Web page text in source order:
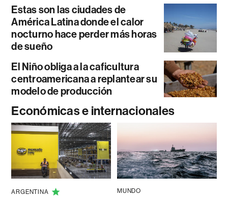
Estas son las ciudades de
América Latina donde el calor
nocturno hace perder más horas
de sueño
El Niño obliga a la caficultura
centroamericana a replantear su
modelo de producción
Económicas e internacionales
ARGENTINA MUNDO